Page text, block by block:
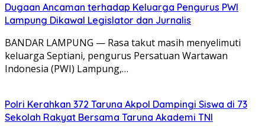
Dugaan Ancaman terhadap Keluarga Pengurus PWI
Lampung Dikawal Legislator dan Jurnalis
BANDAR LAMPUNG — Rasa takut masih menyelimuti
keluarga Septiani, pengurus Persatuan Wartawan
Indonesia (PWI) Lampung,…
Polri Kerahkan 372 Taruna Akpol Dampingi Siswa di 73
Sekolah Rakyat Bersama Taruna Akademi TNI